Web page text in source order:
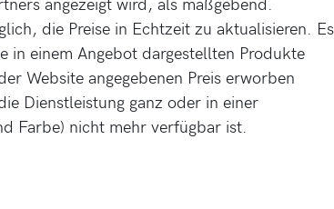
die Preise in Echtzeit zu aktualisieren. Es
in einem Angebot dargestellten Produkte
Website angegebenen Preis erworben
Dienstleistung ganz oder in einer
Farbe) nicht mehr verfügbar ist.